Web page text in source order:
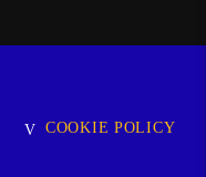
COOKIE POLICY